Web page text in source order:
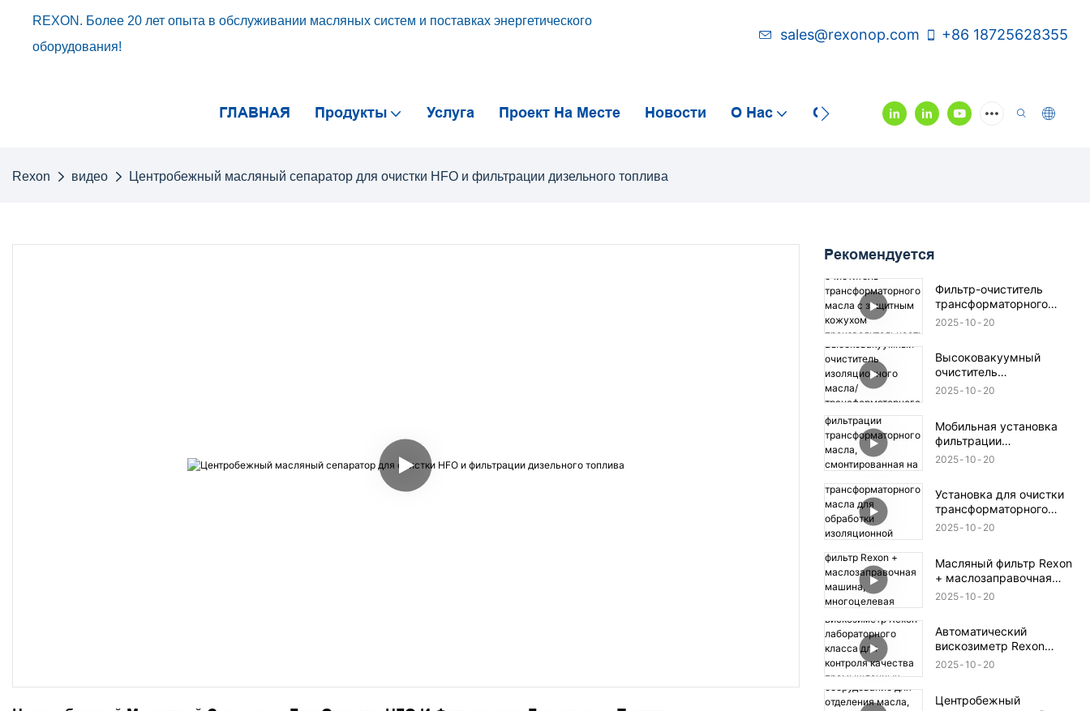
REXON. Более 20 лет опыта в обслуживании масляных систем и поставках энергетического
оборудования!
sales@rexonop.com +86 18725628355
ГЛАВНАЯ Продукты Услуга Проект На Месте Новости О Нас Связаться С Нами Видео
Rexon видео Центробежный масляный сепаратор для очистки HFO и фильтрации дизельного топлива
Рекомендуется
Фильтр-очиститель
трансформаторного
масла с защитным
2000 литров/час
2025 10 20
Высоковакуумный
очиститель
изоляционного масла/
2025 10 20
Мобильная установка
фильтрации
трансформаторного
типа
2025 10 20
Установка для очистки
трансформаторного
масла для обработки
в
2025 10 20
Масляный фильтр Rexon
+ маслозаправочная
машина, многоцелевая
2025 10 20
Автоматический
вискозиметр Rexon
лабораторного класса
2025 10 20
Центробежный